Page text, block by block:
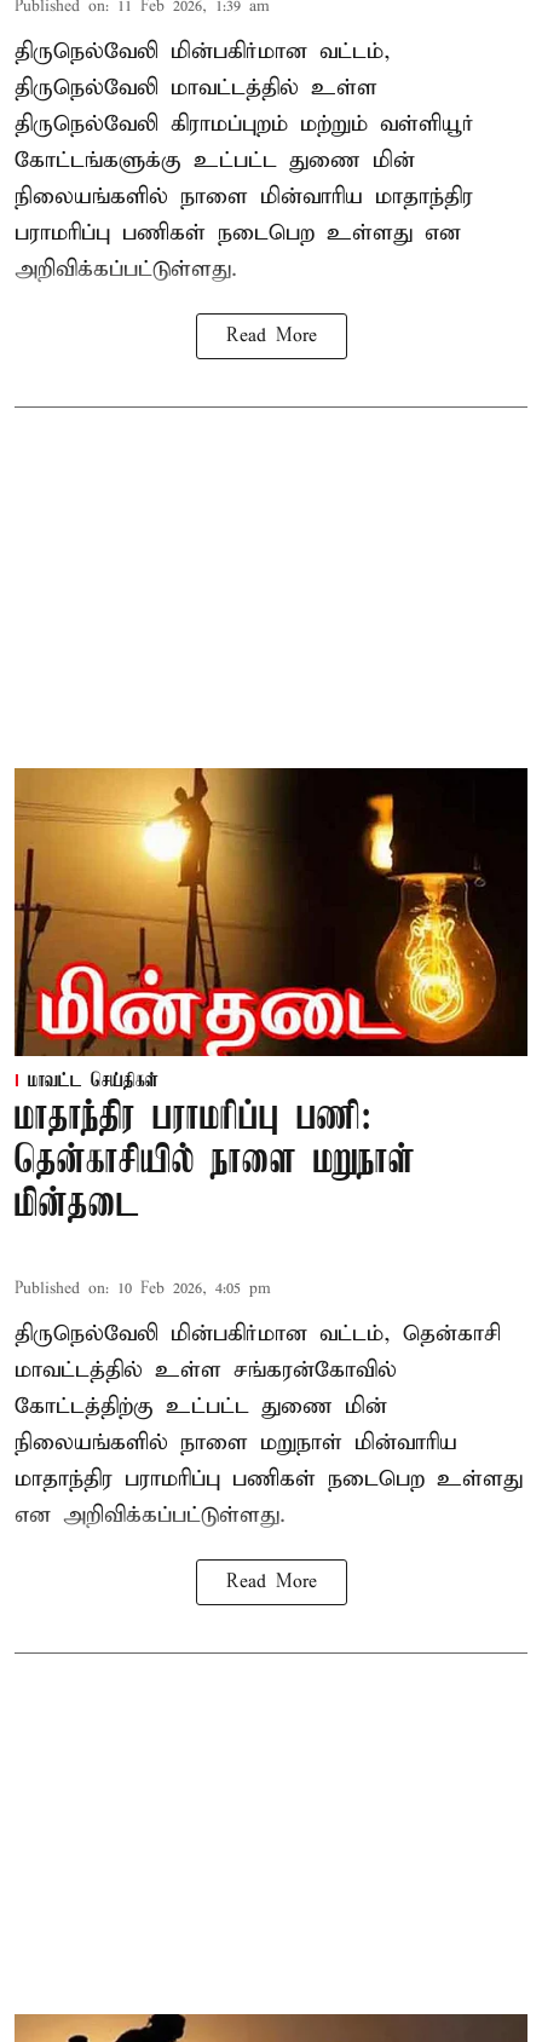
Published on: 11 Feb 2026, 1:39 am
திருநெல்வேலி மின்பகிர்மான வட்டம்,
திருநெல்வேலி மாவட்டத்தில் உள்ள
திருநெல்வேலி கிராமப்புறம் மற்றும் வள்ளியூர்
கோட்டங்களுக்கு உட்பட்ட துணை மின்
நிலையங்களில் நாளை மின்வாரிய மாதாந்திர
பராமரிப்பு பணிகள் நடைபெற உள்ளது என
அறிவிக்கப்பட்டுள்ளது.
Read More
மாவட்ட செய்திகள்
மாதாந்திர பராமரிப்பு பணி:
தென்காசியில் நாளை மறுநாள்
மின்தடை
Published on: 10 Feb 2026, 4:05 pm
திருநெல்வேலி மின்பகிர்மான வட்டம், தென்காசி
மாவட்டத்தில் உள்ள சங்கரன்கோவில்
கோட்டத்திற்கு உட்பட்ட துணை மின்
நிலையங்களில் நாளை மறுநாள் மின்வாரிய
மாதாந்திர பராமரிப்பு பணிகள் நடைபெற உள்ளது
என அறிவிக்கப்பட்டுள்ளது.
Read More